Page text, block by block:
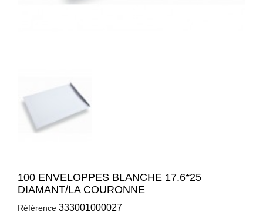
100 ENVELOPPES BLANCHE 17.6*25
DIAMANT/LA COURONNE
Référence 333001000027